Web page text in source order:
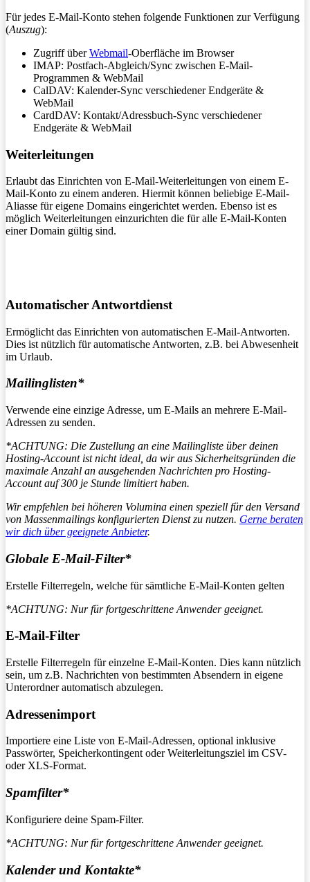
Für jedes E-Mail-Konto stehen folgende Funktionen zur Verfügung
(Auszug):
Zugriff überWebmail-Oberfläche im Browser
IMAP: Postfach-Abgleich/Sync zwischen E-Mail-
Programmen & WebMail
CalDAV: Kalender-Sync verschiedener Endgeräte &
WebMail
CardDAV: Kontakt/Adressbuch-Sync verschiedener
Endgeräte & WebMail
Weiterleitungen
Erlaubt das Einrichten von E-Mail-Weiterleitungen von einem E-
Mail-Konto zu einem anderen. Hiermit können beliebige E-Mail-
Aliasse für eigene Domains eingerichtet werden. Ebenso ist es
möglich Weiterleitungen einzurichten die für alle E-Mail-Konten
einer Domain gültig sind.
Automatischer Antwortdienst
Ermöglicht das Einrichten von automatischen E-Mail-Antworten.
Dies ist nützlich für automatische Antworten, z.B. bei Abwesenheit
im Urlaub.
Mailinglisten*
Verwende eine einzige Adresse, um E-Mails an mehrere E-Mail-
Adressen zu senden.
*ACHTUNG: Die Zustellung an eine Mailingliste über deinen
Hosting-Account ist nicht ideal, da wir aus Sicherheitsgründen die
maximale Anzahl an ausgehenden Nachrichten pro Hosting-
Account auf 300 je Stunde limitiert haben.
Wir empfehlen bei höheren Volumina einen speziell für den Versand
von Massenmailings konfigurierten Dienst zu nutzen. Gerne beraten
wir dich über geeignete Anbieter.
Globale E-Mail-Filter*
Erstelle Filterregeln, welche für sämtliche E-Mail-Konten gelten
*ACHTUNG: Nur für fortgeschrittene Anwender geeignet.
E-Mail-Filter
Erstelle Filterregeln für einzelne E-Mail-Konten. Dies kann nützlich
sein, um z.B. Nachrichten von bestimmten Absendern in eigene
Unterordner automatisch abzulegen.
Adressenimport
Importiere eine Liste von E-Mail-Adressen, optional inklusive
Passwörter, Speicherkontingent oder Weiterleitungsziel im CSV-
oder XLS-Format.
Spamfilter*
Konfiguriere deine Spam-Filter.
*ACHTUNG: Nur für fortgeschrittene Anwender geeignet.
Kalender und Kontakte*